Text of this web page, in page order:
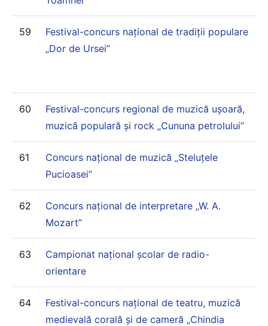
59
Festival-concurs național de tradiții populare
„Dor de Ursei”
60
Festival-concurs regional de muzică ușoară,
muzică populară și rock „Cununa petrolului”
61
Concurs național de muzică „Steluțele
Pucioasei”
62
Concurs național de interpretare „W. A.
Mozart”
63
Campionat național școlar de radio-
orientare
64
Festival-concurs național de teatru, muzică
medievală corală și de cameră „Chindia